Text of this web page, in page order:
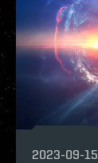
2023-09-15